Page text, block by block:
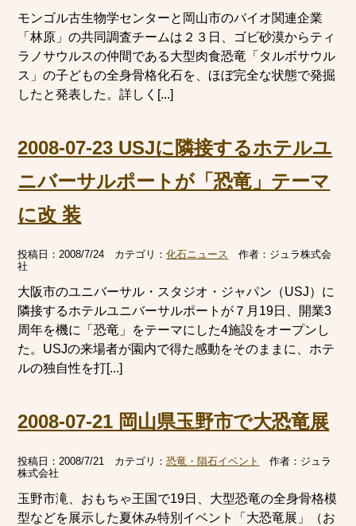
モンゴル古生物学センターと岡山市のバイオ関連企業
「林原」の共同調査チームは２３日、ゴビ砂漠からティ
ラノサウルスの仲間である大型肉食恐竜「タルボサウル
ス」の子どもの全身骨格化石を、ほぼ完全な状態で発掘
したと発表した。詳しく[...]
2008-07-23 USJに隣接するホテルユ
ニバーサルポートが「恐竜」テーマ
に改 装
投稿日：2008/7/24 カテゴリ：化石ニュース 作者： ジュラ株式会
社
大阪市のユニバーサル・スタジオ・ジャパン（USJ）に
隣接するホテルユニバーサルポートが７月19日、開業3
周年を機に「恐竜」をテーマにした4施設をオープンし
た。USJの来場者が園内で得た感動をそのままに、ホテ
ルの独自性を打[...]
2008-07-21 岡山県玉野市で大恐竜展
投稿日：2008/7/21 カテゴリ：恐竜・隕石イベント 作者： ジュラ
株式会社
玉野市滝、おもちゃ王国で19日、大型恐竜の全身骨格模
型などを展示した夏休み特別イベント「大恐竜展」（お